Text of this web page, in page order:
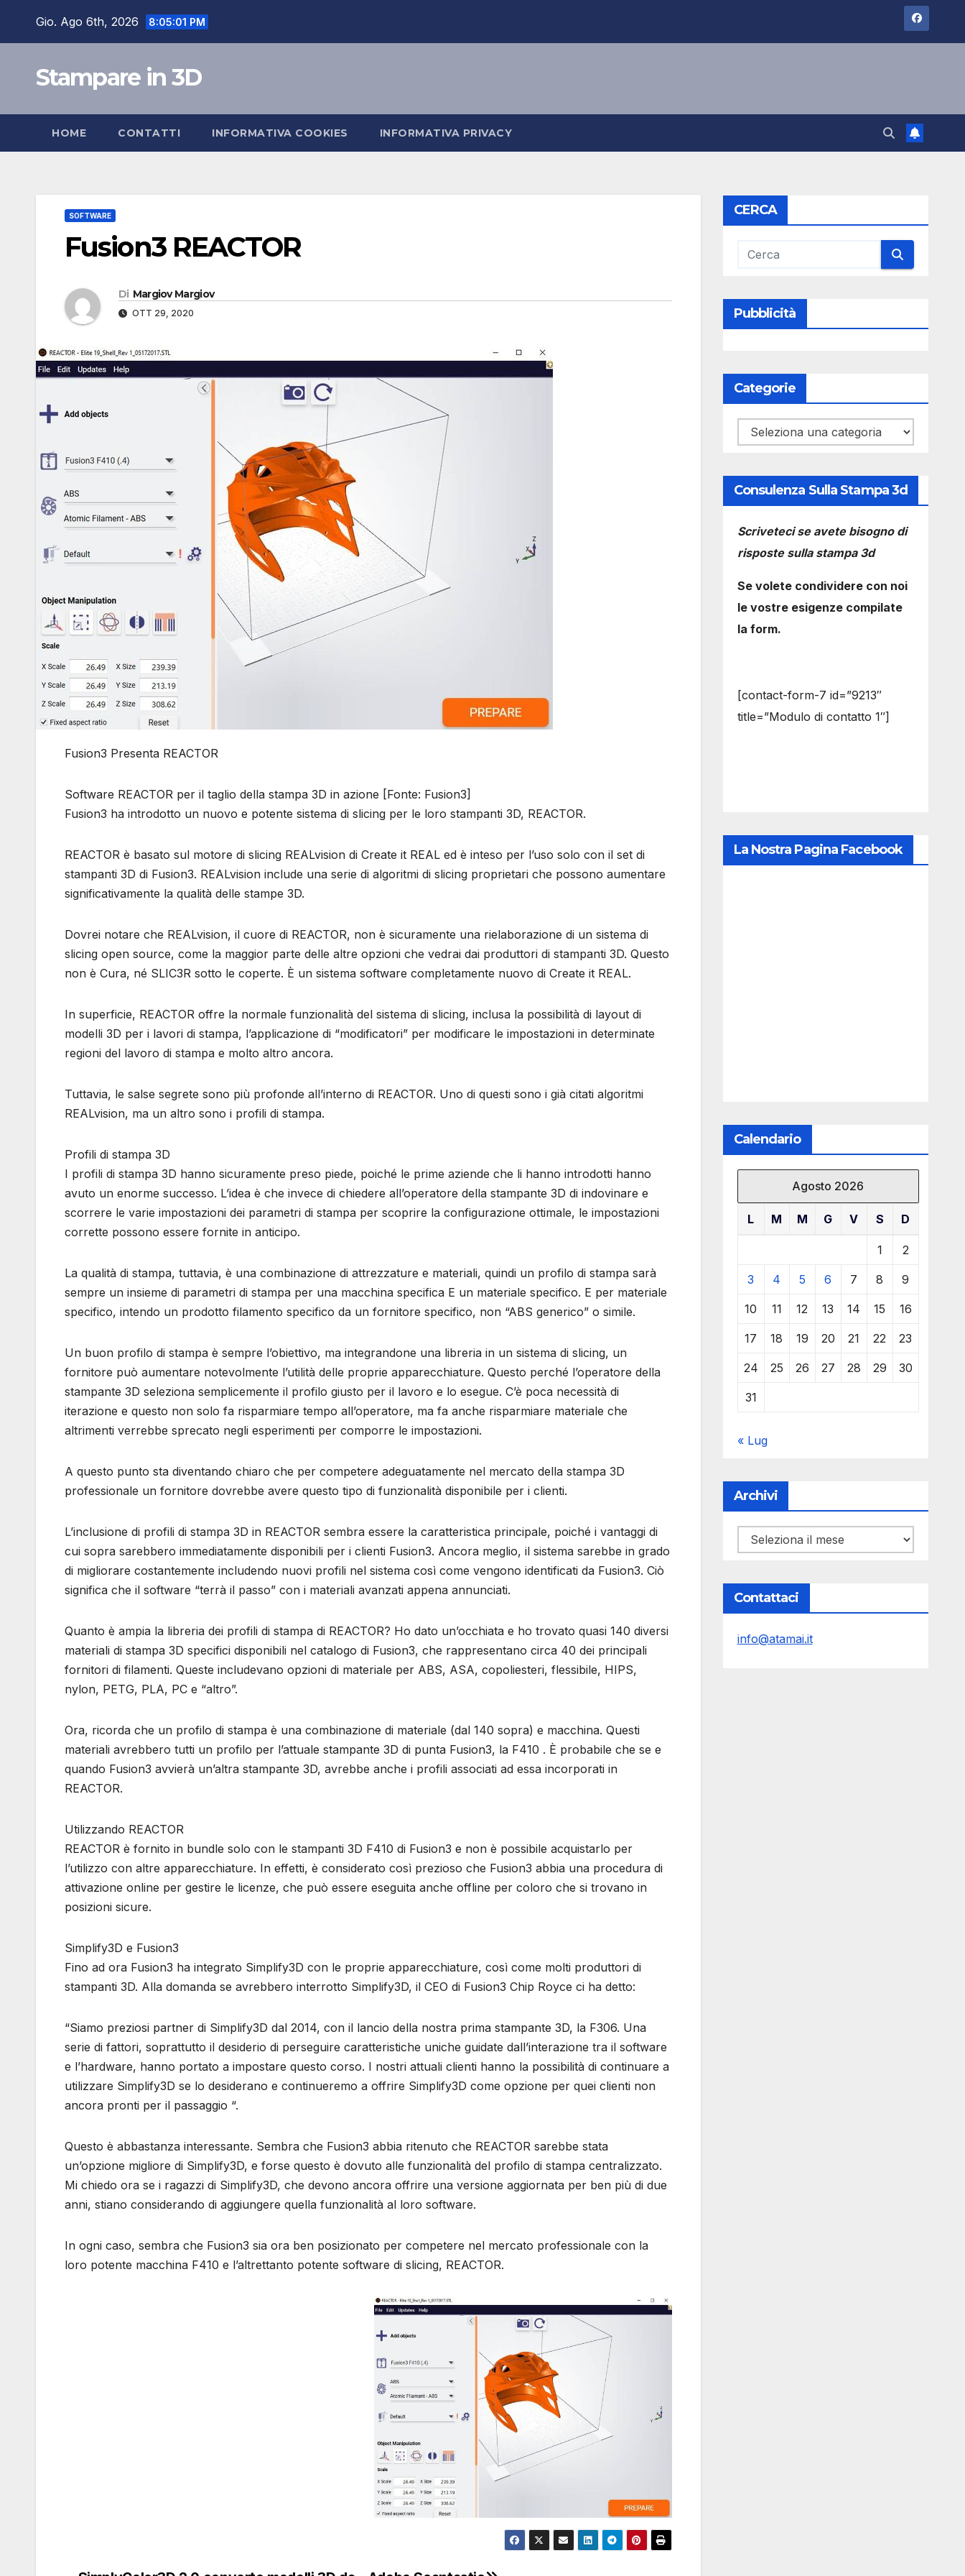
Gio. Ago 6th, 2026 8:05:02 PM
Stampare in 3D
HOME CONTATTI INFORMATIVA COOKIES INFORMATIVA PRIVACY
SOFTWARE
Fusion3 REACTOR
Di Margiov Margiov
OTT 29, 2020
Fusion3 Presenta REACTOR
Software REACTOR per il taglio della stampa 3D in azione [Fonte: Fusion3]
Fusion3 ha introdotto un nuovo e potente sistema di slicing per le loro stampanti 3D, REACTOR.
REACTOR è basato sul motore di slicing REALvision di Create it REAL ed è inteso per l’uso solo con il set di
stampanti 3D di Fusion3. REALvision include una serie di algoritmi di slicing proprietari che possono aumentare
significativamente la qualità delle stampe 3D.
Dovrei notare che REALvision, il cuore di REACTOR, non è sicuramente una rielaborazione di un sistema di
slicing open source, come la maggior parte delle altre opzioni che vedrai dai produttori di stampanti 3D. Questo
non è Cura, né SLIC3R sotto le coperte. È un sistema software completamente nuovo di Create it REAL.
In superficie, REACTOR offre la normale funzionalità del sistema di slicing, inclusa la possibilità di layout di
modelli 3D per i lavori di stampa, l’applicazione di “modificatori” per modificare le impostazioni in determinate
regioni del lavoro di stampa e molto altro ancora.
Tuttavia, le salse segrete sono più profonde all’interno di REACTOR. Uno di questi sono i già citati algoritmi
REALvision, ma un altro sono i profili di stampa.
Profili di stampa 3D
I profili di stampa 3D hanno sicuramente preso piede, poiché le prime aziende che li hanno introdotti hanno
avuto un enorme successo. L’idea è che invece di chiedere all’operatore della stampante 3D di indovinare e
scorrere le varie impostazioni dei parametri di stampa per scoprire la configurazione ottimale, le impostazioni
corrette possono essere fornite in anticipo.
La qualità di stampa, tuttavia, è una combinazione di attrezzature e materiali, quindi un profilo di stampa sarà
sempre un insieme di parametri di stampa per una macchina specifica E un materiale specifico. E per materiale
specifico, intendo un prodotto filamento specifico da un fornitore specifico, non “ABS generico” o simile.
Un buon profilo di stampa è sempre l’obiettivo, ma integrandone una libreria in un sistema di slicing, un
fornitore può aumentare notevolmente l’utilità delle proprie apparecchiature. Questo perché l’operatore della
stampante 3D seleziona semplicemente il profilo giusto per il lavoro e lo esegue. C’è poca necessità di
iterazione e questo non solo fa risparmiare tempo all’operatore, ma fa anche risparmiare materiale che
altrimenti verrebbe sprecato negli esperimenti per comporre le impostazioni.
A questo punto sta diventando chiaro che per competere adeguatamente nel mercato della stampa 3D
professionale un fornitore dovrebbe avere questo tipo di funzionalità disponibile per i clienti.
L’inclusione di profili di stampa 3D in REACTOR sembra essere la caratteristica principale, poiché i vantaggi di
cui sopra sarebbero immediatamente disponibili per i clienti Fusion3. Ancora meglio, il sistema sarebbe in grado
di migliorare costantemente includendo nuovi profili nel sistema così come vengono identificati da Fusion3. Ciò
significa che il software “terrà il passo” con i materiali avanzati appena annunciati.
Quanto è ampia la libreria dei profili di stampa di REACTOR? Ho dato un’occhiata e ho trovato quasi 140 diversi
materiali di stampa 3D specifici disponibili nel catalogo di Fusion3, che rappresentano circa 40 dei principali
fornitori di filamenti. Queste includevano opzioni di materiale per ABS, ASA, copoliesteri, flessibile, HIPS,
nylon, PETG, PLA, PC e “altro”.
Ora, ricorda che un profilo di stampa è una combinazione di materiale (dal 140 sopra) e macchina. Questi
materiali avrebbero tutti un profilo per l’attuale stampante 3D di punta Fusion3, la F410 . È probabile che se e
quando Fusion3 avvierà un’altra stampante 3D, avrebbe anche i profili associati ad essa incorporati in
REACTOR.
Utilizzando REACTOR
REACTOR è fornito in bundle solo con le stampanti 3D F410 di Fusion3 e non è possibile acquistarlo per
l’utilizzo con altre apparecchiature. In effetti, è considerato così prezioso che Fusion3 abbia una procedura di
attivazione online per gestire le licenze, che può essere eseguita anche offline per coloro che si trovano in
posizioni sicure.
Simplify3D e Fusion3
Fino ad ora Fusion3 ha integrato Simplify3D con le proprie apparecchiature, così come molti produttori di
stampanti 3D. Alla domanda se avrebbero interrotto Simplify3D, il CEO di Fusion3 Chip Royce ci ha detto:
“Siamo preziosi partner di Simplify3D dal 2014, con il lancio della nostra prima stampante 3D, la F306. Una
serie di fattori, soprattutto il desiderio di perseguire caratteristiche uniche guidate dall’interazione tra il software
e l’hardware, hanno portato a impostare questo corso. I nostri attuali clienti hanno la possibilità di continuare a
utilizzare Simplify3D se lo desiderano e continueremo a offrire Simplify3D come opzione per quei clienti non
ancora pronti per il passaggio “.
Questo è abbastanza interessante. Sembra che Fusion3 abbia ritenuto che REACTOR sarebbe stata
un’opzione migliore di Simplify3D, e forse questo è dovuto alle funzionalità del profilo di stampa centralizzato.
Mi chiedo ora se i ragazzi di Simplify3D, che devono ancora offrire una versione aggiornata per ben più di due
anni, stiano considerando di aggiungere quella funzionalità al loro software.
In ogni caso, sembra che Fusion3 sia ora ben posizionato per competere nel mercato professionale con la
loro potente macchina F410 e l’altrettanto potente software di slicing, REACTOR.
CERCA
Pubblicità
Categorie
Categorie
Consulenza Sulla Stampa 3d
Scriveteci se avete bisogno di
risposte sulla stampa 3d
Se volete condividere con noi
le vostre esigenze compilate
la form.
[contact-form-7 id=”9213″
title=”Modulo di contatto 1″]
La Nostra Pagina Facebook
Calendario
Agosto 2026
L M M G V S D
1 2
3 4 5 6 7 8 9
10 11 12 13 14 15 16
17 18 19 20 21 22 23
24 25 26 27 28 29 30
31
« Lug
Archivi
Archivi
Contattaci
info@atamai.it